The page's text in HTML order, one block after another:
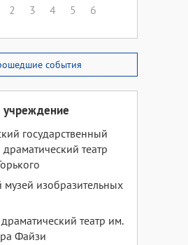
2 3 4 5 6
события
учреждение
государственный
театр
музей изобразительных
театр им.
Файзи